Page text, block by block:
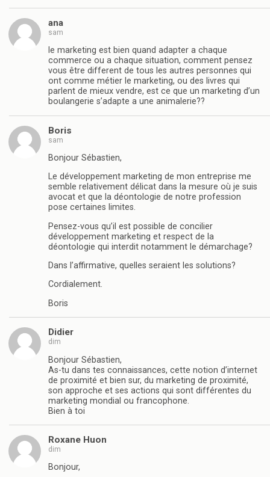
ana
sam
le marketing est bien quand adapter a chaque
commerce ou a chaque situation, comment pensez
vous être different de tous les autres personnes qui
ont comme métier le marketing, ou des livres qui
parlent de mieux vendre, est ce que un marketing d’un
boulangerie s’adapte a une animalerie??
Boris
sam
Bonjour Sébastien,
Le développement marketing de mon entreprise me
semble relativement délicat dans la mesure où je suis
avocat et que la déontologie de notre profession
pose certaines limites.
Pensez-vous qu’il est possible de concilier
développement marketing et respect de la
déontologie qui interdit notamment le démarchage?
Dans l’affirmative, quelles seraient les solutions?
Cordialement.
Boris
Didier
dim
Bonjour Sébastien,
As-tu dans tes connaissances, cette notion d’internet
de proximité et bien sur, du marketing de proximité,
son approche et ses actions qui sont différentes du
marketing mondial ou francophone.
Bien à toi
Roxane Huon
dim
Bonjour,